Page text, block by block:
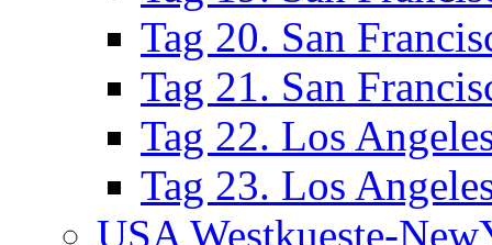
Tag 20. San
Tag 21. San
Tag 22. Los
Tag 23. Los
USA Westkueste-